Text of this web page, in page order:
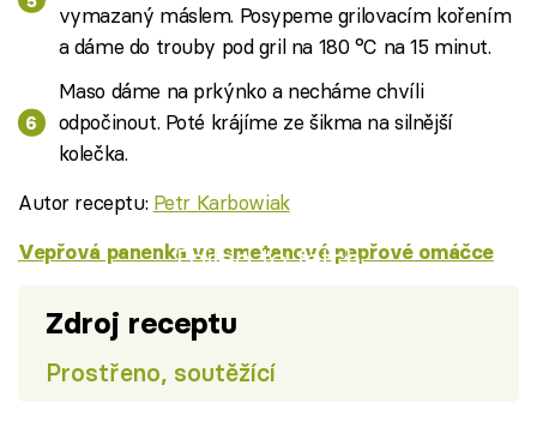
vymazaný máslem. Posypeme grilovacím kořením
a dáme do trouby pod gril na 180 °C na 15 minut.
Maso dáme na prkýnko a necháme chvíli
odpočinout. Poté krájíme ze šikma na silnější
kolečka.
Autor receptu: Petr Karbowiak
Failed to fetch
Vepřová panenka ve smetanové pepřové omáčce
Zdroj receptu
Prostřeno, soutěžící